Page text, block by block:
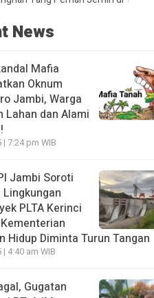
News
Mafia
Oknum
Jambi, Warga
Lahan dan Alami
7:24 pm WIB
Jambi Soroti
PLTA Kerinci
Hidup Diminta Turun Tangan
4:40 am WIB
Gugatan